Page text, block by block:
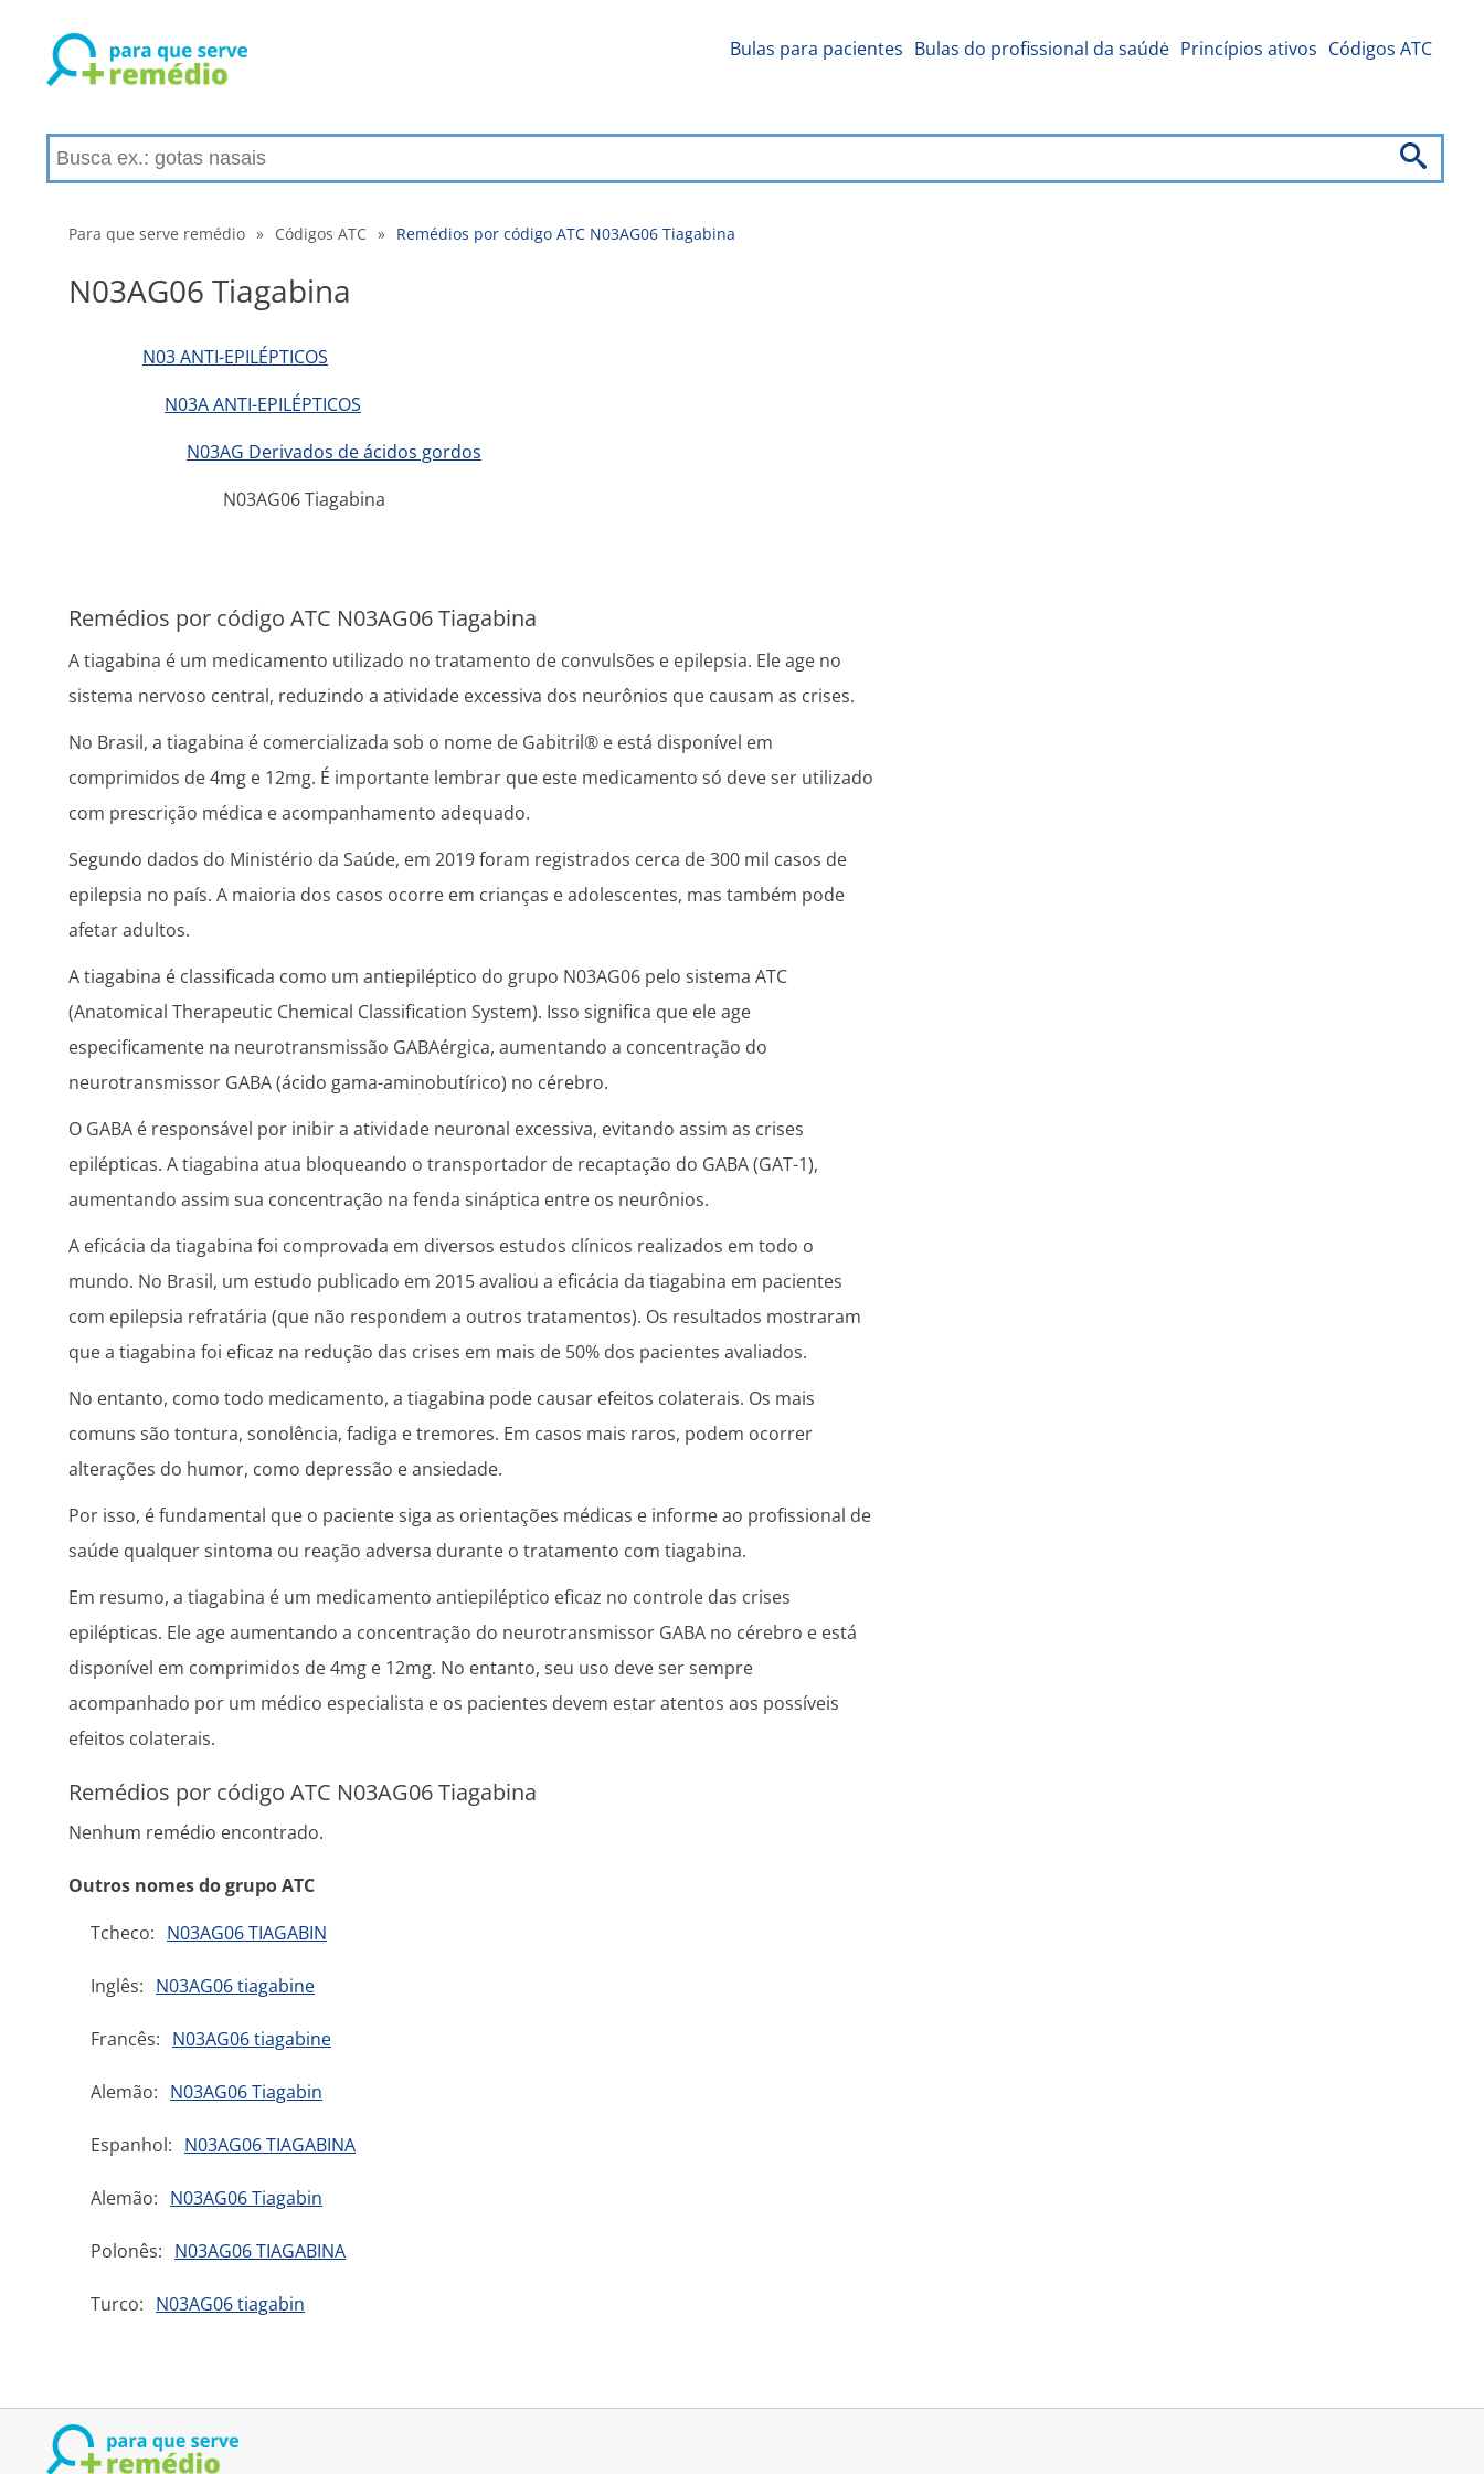
Bulas para pacientes Bulas do profissional da saúdė Princípios ativos Códigos ATC
Para que serve remédio » Códigos ATC » Remédios por código ATC N03AG06 Tiagabina
N03AG06 Tiagabina
N03 ANTI-EPILÉPTICOS
N03A ANTI-EPILÉPTICOS
N03AG Derivados de ácidos gordos
N03AG06 Tiagabina
Remédios por código ATC N03AG06 Tiagabina
A tiagabina é um medicamento utilizado no tratamento de convulsões e epilepsia. Ele age no
sistema nervoso central, reduzindo a atividade excessiva dos neurônios que causam as crises.
No Brasil, a tiagabina é comercializada sob o nome de Gabitril® e está disponível em
comprimidos de 4mg e 12mg. É importante lembrar que este medicamento só deve ser utilizado
com prescrição médica e acompanhamento adequado.
Segundo dados do Ministério da Saúde, em 2019 foram registrados cerca de 300 mil casos de
epilepsia no país. A maioria dos casos ocorre em crianças e adolescentes, mas também pode
afetar adultos.
A tiagabina é classificada como um antiepiléptico do grupo N03AG06 pelo sistema ATC
(Anatomical Therapeutic Chemical Classification System). Isso significa que ele age
especificamente na neurotransmissão GABAérgica, aumentando a concentração do
neurotransmissor GABA (ácido gama-aminobutírico) no cérebro.
O GABA é responsável por inibir a atividade neuronal excessiva, evitando assim as crises
epilépticas. A tiagabina atua bloqueando o transportador de recaptação do GABA (GAT-1),
aumentando assim sua concentração na fenda sináptica entre os neurônios.
A eficácia da tiagabina foi comprovada em diversos estudos clínicos realizados em todo o
mundo. No Brasil, um estudo publicado em 2015 avaliou a eficácia da tiagabina em pacientes
com epilepsia refratária (que não respondem a outros tratamentos). Os resultados mostraram
que a tiagabina foi eficaz na redução das crises em mais de 50% dos pacientes avaliados.
No entanto, como todo medicamento, a tiagabina pode causar efeitos colaterais. Os mais
comuns são tontura, sonolência, fadiga e tremores. Em casos mais raros, podem ocorrer
alterações do humor, como depressão e ansiedade.
Por isso, é fundamental que o paciente siga as orientações médicas e informe ao profissional de
saúde qualquer sintoma ou reação adversa durante o tratamento com tiagabina.
Em resumo, a tiagabina é um medicamento antiepiléptico eficaz no controle das crises
epilépticas. Ele age aumentando a concentração do neurotransmissor GABA no cérebro e está
disponível em comprimidos de 4mg e 12mg. No entanto, seu uso deve ser sempre
acompanhado por um médico especialista e os pacientes devem estar atentos aos possíveis
efeitos colaterais.
Remédios por código ATC N03AG06 Tiagabina
Nenhum remédio encontrado.
Outros nomes do grupo ATC
Tcheco: N03AG06 TIAGABIN
Inglês: N03AG06 tiagabine
Francês: N03AG06 tiagabine
Alemão: N03AG06 Tiagabin
Espanhol: N03AG06 TIAGABINA
Alemão: N03AG06 Tiagabin
Polonês: N03AG06 TIAGABINA
Turco: N03AG06 tiagabin